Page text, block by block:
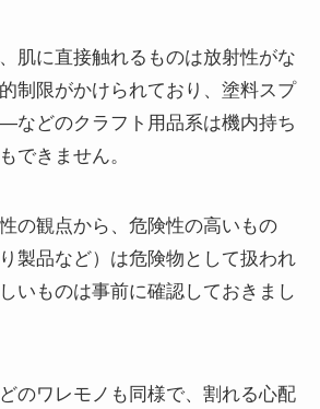
肌に直接触れるものは放射性がな
制限がかけられており、塗料スプ
などのクラフト用品系は機内持ち
できません。
の観点から、危険性の高いもの
製品など）は危険物として扱われ
いものは事前に確認しておきまし
のワレモノも同様で、割れる心配